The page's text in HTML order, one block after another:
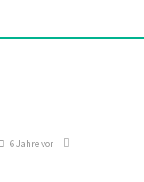
6 Jahre vor